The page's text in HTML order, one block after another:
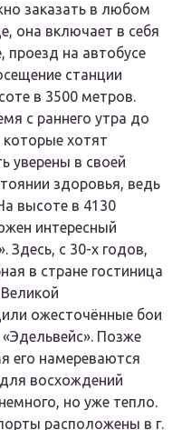
заказать в любом
она включает в себя
на автобусе
станции
в 3500 метров.
с раннего утра до
хотят
уверены в своей
здоровья, ведь
высоте в 4130
интересный
Здесь, с 30-х годов,
в стране гостиница
ожесточённые бои
Позже
его намереваются
восхождений
но уже тепло.
расположены в г.